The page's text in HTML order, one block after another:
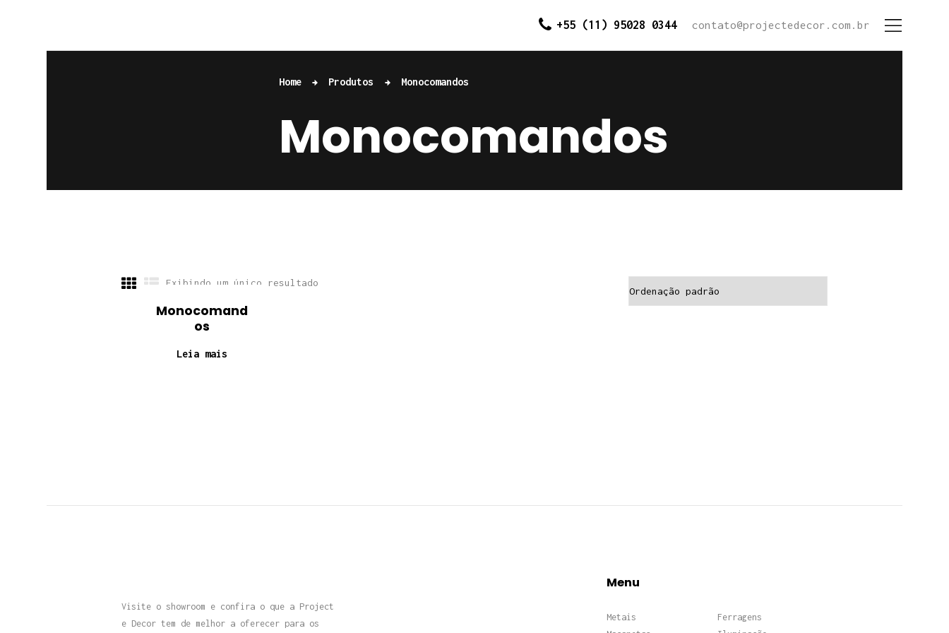
+55 (11) 95028 0344 contato@projectedecor.com.br
Home Produtos Monocomandos
Monocomandos
Quem somos
Produtos
Contato
Exibindo um único resultado
Monocomand
os
Leia mais
Visite o showroom e confira o que a Project
e Decor tem de melhor a oferecer para os
Menu
Metais
Ferragens